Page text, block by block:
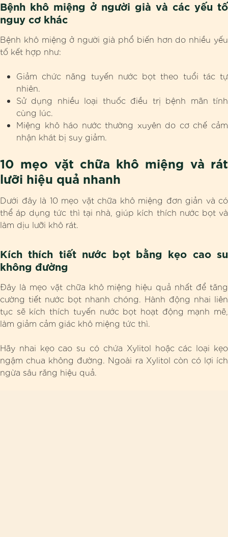
Bệnh khô miệng ở người già và các yếu tố
nguy cơ khác
Bệnh khô miệng ở người già phổ biến hơn do nhiều yếu
tố kết hợp như:
Giảm chức năng tuyến nước bọt theo tuổi tác tự
nhiên.
Sử dụng nhiều loại thuốc điều trị bệnh mãn tính
cùng lúc.
Miệng khô háo nước thường xuyên do cơ chế cảm
nhận khát bị suy giảm.
10 mẹo vặt chữa khô miệng và rát
lưỡi hiệu quả nhanh
Dưới đây là 10 mẹo vặt chữa khô miệng đơn giản và có
thể áp dụng tức thì tại nhà, giúp kích thích nước bọt và
làm dịu lưỡi khô rát.
Kích thích tiết nước bọt bằng kẹo cao su
không đường
Đây là mẹo vặt chữa khô miệng hiệu quả nhất để tăng
cường tiết nước bọt nhanh chóng. Hành động nhai liên
tục sẽ kích thích tuyến nước bọt hoạt động mạnh mẽ,
làm giảm cảm giác khô miệng tức thì.
Hãy nhai kẹo cao su có chứa Xylitol hoặc các loại kẹo
ngậm chua không đường. Ngoài ra Xylitol còn có lợi ích
ngừa sâu răng hiệu quả.